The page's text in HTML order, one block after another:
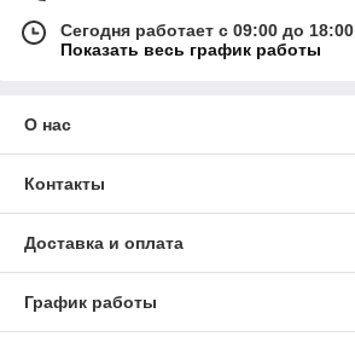
Сегодня работает с 09:00 до 18:00
Показать весь график работы
О нас
Контакты
Доставка и оплата
График работы